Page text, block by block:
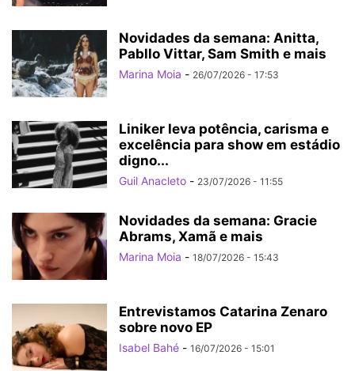
Novidades da semana: Anitta,
Pabllo Vittar, Sam Smith e mais
Marina Moia - 26/07/2026 - 17:53
Liniker leva potência, carisma e
excelência para show em estádio
digno...
Guil Anacleto - 23/07/2026 - 11:55
Novidades da semana: Gracie
Abrams, Xamã e mais
Marina Moia - 18/07/2026 - 15:43
Entrevistamos Catarina Zenaro
sobre novo EP
Isabel Bahé - 16/07/2026 - 15:01